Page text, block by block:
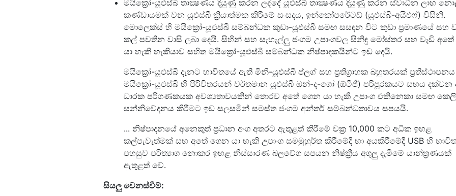
මයික්‍රෝ-යූඑස්බී තාක්‍ෂණය දියුණු කරන ලද්දේ යූඑස්බී තාක්‍ෂණය දියුණු කරන ස්වාධීන ලාභ
කණ්ඩායමක් වන යූඑස්බී ක්‍රියාත්මක කිරීමේ සංසදය, ඉන්කෝපරේටඩ් (යූඑස්බී-අයිඑෆ්) විසිනි.
මොලෙක්ස් හි මයික්‍රෝ-යූඑස්බී සම්බන්ධක කුඩා-යූඑස්බී සමඟ සසඳන විට කුඩා ප්‍රමාණයේ සහ
කල් පවතින වාසි ලබා දෙයි. සිහින් සහ සැහැල්ලු ජංගම උපාංගවල සිනිඳු මෝස්තර සහ වැඩි
යා හැකි හැකියාව සහිත මයික්‍රෝ-යූඑස්බී සම්බන්ධක නිෂ්පාදකයින්ට ඉඩ දෙයි.
මයික්‍රෝ-යූඑස්බී දැනට භාවිතයේ ඇති මිනි-යූඑස්බී ප්ලග් සහ ප්‍රතිග්‍රාහක බහුතරයක්
මයික්‍රෝ-යූඑස්බී හි පිරිවිතරයන් වර්තමාන යූඑස්බී ඔන්-ද-ගෝ (ඕටීජී) පරිපූරකයට සහය දක්වන
ධාරක පරිගණකයක අවශ්‍යතාවයකින් තොරව අතේ ගෙන යා හැකි උපාංග එකිනෙකා සමඟ
සන්නිවේදනය කිරීමට ඉඩ සලසමින් සමස්ත ජංගම අන්තර් සම්බන්ධතාවය සපයයි.
... නිෂ්පාදනයේ අනෙකුත් ප්‍රධාන අංග අතරට ඇතුළත් කිරීමේ චක්‍ර 10,000 කට අධික ඉහළ
කල්පැවැත්මක් සහ අතේ ගෙන යා හැකි උපාංග සමමුහුර්ත කිරීමේදී හා අයකිරීමේදී USB හි
පහසුව පරිත්‍යාග නොකර ඉහළ නිස්සාරණ බලවේග සපයන නිෂ්ක්‍රීය අගුලු දැමීමේ යාන්ත්‍රණයක්
ඇතුළත් වේ.
සියලු වෙනස්වීම්: